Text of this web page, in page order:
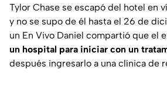
Tylor Chase se escapó del hotel en
y no se supo de él hasta el 26 de
un En Vivo Daniel compartió que el
un hospital para iniciar con un
después ingresarlo a una clínica de